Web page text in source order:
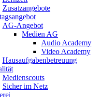
Zusatzangebote
AG-Angebot
Medien AG
Audio Academy
Video Academy
Hausaufgabenbetreuung
Medienscouts
Sicher im Netz